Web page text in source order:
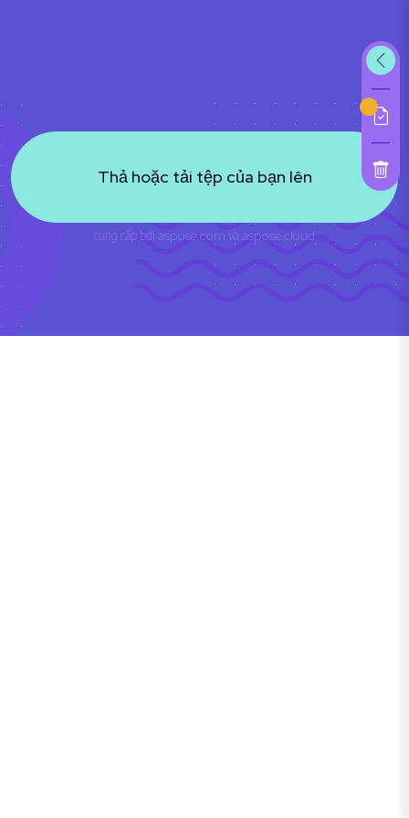
Thả hoặc tải tệp của bạn lên
cung cấp bởi aspose.com và aspose.cloud